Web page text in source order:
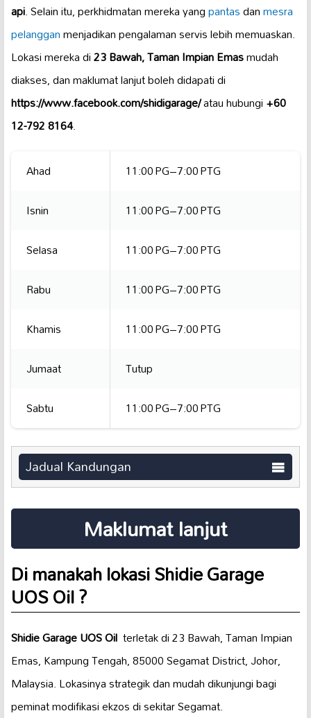
api. Selain itu, perkhidmatan mereka yangpantasdanmesra
pelangganmenjadikan pengalaman servis lebih memuaskan.
Lokasi mereka di23 Bawah, Taman Impian Emasmudah
diakses, dan maklumat lanjut boleh didapati di
https://www.facebook.com/shidigarage/atau hubungi+60
12-792 8164.
Ahad
11:00 PG–7:00 PTG
Isnin
11:00 PG–7:00 PTG
Selasa
11:00 PG–7:00 PTG
Rabu
11:00 PG–7:00 PTG
Khamis
11:00 PG–7:00 PTG
Jumaat
Tutup
Sabtu
11:00 PG–7:00 PTG
Jadual Kandungan
Maklumat lanjut
Di manakah lokasi Shidie Garage
UOS Oil ️?
Shidie Garage UOS Oil ️ terletak di 23 Bawah, Taman Impian
Emas, Kampung Tengah, 85000 Segamat District, Johor,
Malaysia. Lokasinya strategik dan mudah dikunjungi bagi
peminat modifikasi ekzos di sekitar Segamat.